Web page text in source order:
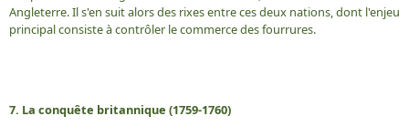
Angleterre. Il s'en suit alors des rixes entre ces deux nations, dont l'enjeu
principal consiste à contrôler le commerce des fourrures.
7. La conquête britannique (1759-1760)